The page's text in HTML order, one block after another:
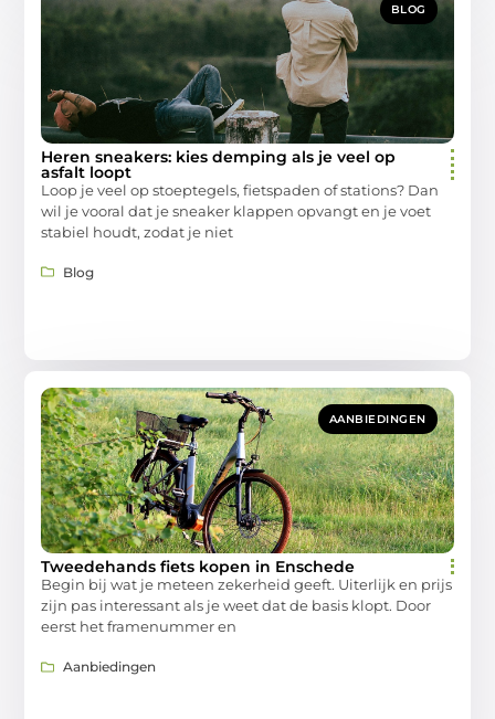
BLOG
Heren sneakers: kies demping als je veel op
asfalt loopt
Loop je veel op stoeptegels, fietspaden of stations? Dan
wil je vooral dat je sneaker klappen opvangt en je voet
stabiel houdt, zodat je niet
Blog
AANBIEDINGEN
Tweedehands fiets kopen in Enschede
Begin bij wat je meteen zekerheid geeft. Uiterlijk en prijs
zijn pas interessant als je weet dat de basis klopt. Door
eerst het framenummer en
Aanbiedingen